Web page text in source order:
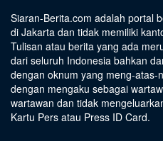
Siaran-Berita.com adalah portal
di Jakarta dan tidak memiliki
Tulisan atau berita yang ada
dari seluruh Indonesia bahkan
dengan oknum yang meng-atas-
dengan mengaku sebagai
wartawan dan tidak
Kartu Pers atau Press ID Card.